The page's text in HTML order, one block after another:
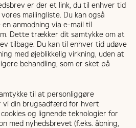
er der et link, du til enhver tid
mailingliste. Du kan også
anmodning via e-mail til
Dette trækker dit samtykke om at
tilbage. Du kan til enhver tid udøve
med øjeblikkelig virkning, uden at
behandling, som er sket på
til at personliggøre
vi din brugsadfærd for hvert
og lignende teknologier for
med nyhedsbrevet (f.eks. åbning,